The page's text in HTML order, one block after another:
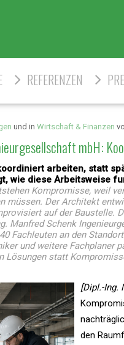
REFERENZEN
und in Wirtschaft & Finanzen
mbH:
arbeiten, statt
wie diese Arbeitsweise
Kompromisse, weil
müssen. Der Architekt
auf der Baustelle.
Manfred Schenk
Fachleuten an den
und weitere Fachplaner
Lösungen statt
[Dipl.-Ing.
den